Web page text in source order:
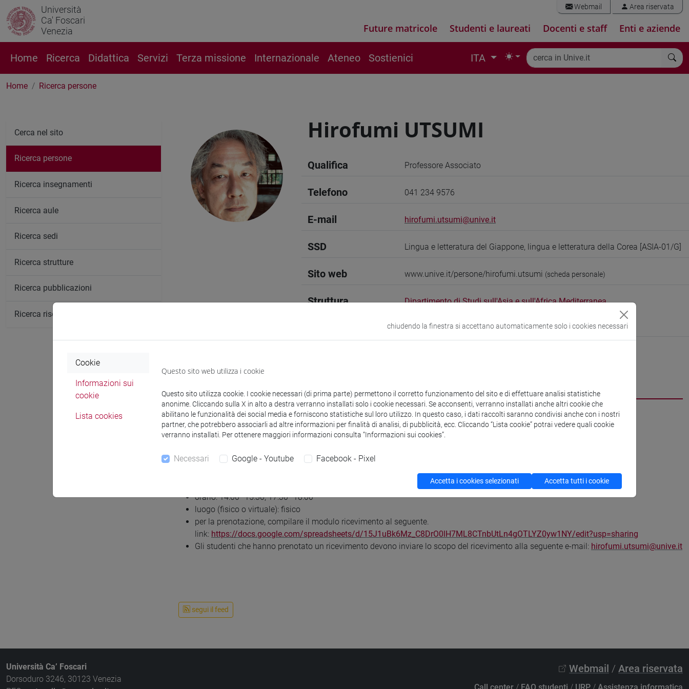
Università
Ca' Foscari
Venezia
Webmail Area riservata
Future matricole Studenti e laureati Docenti e staff Enti e aziende
Home Ricerca Didattica Servizi Terza missione Internazionale Ateneo Sostienici ITA
Home Ricerca persone
Hirofumi UTSUMI
Qualifica Professore Associato
Telefono 041 234 9576
E-mail hirofumi.utsumi@unive.it
SSD Lingua e letteratura del Giappone, lingua e letteratura della Corea [ASIA-01/G]
Sito web www.unive.it/persone/hirofumi.utsumi (scheda personale)
Struttura
Dipartimento di Studi sull'Asia e sull'Africa Mediterranea
Sede:San Sebastiano
Ricevimento
anno accademico: 2025/2026
orario: 14:00–15:30, 17:30–18:00
luogo (fisico o virtuale): fisico
per la prenotazione, compilare il modulo ricevimento al seguente.
link: https://docs.google.com/spreadsheets/d/15J1uBk6Mz_C8DrO0lH7ML8CTnbUtLn4gOTLYZ0yw1NY/edit?usp=sharing
Gli studenti che hanno prenotato un ricevimento devono inviare lo scopo del ricevimento alla seguente e-mail: hirofumi.utsumi@unive.it
segui il feed
Cerca nel sito
Ricerca persone
Ricerca insegnamenti
Ricerca aule
Ricerca sedi
Ricerca strutture
Ricerca pubblicazioni
Ricerca risorse bibliografiche
Università Ca’ Foscari
Dorsoduro 3246, 30123 Venezia
Webmail / Area riservata
Call center / FAQ studenti / URP / Assistenza informatica
chiudendo la finestra si accettano automaticamente solo i cookies necessari
Cookie
Informazioni sui
cookie
Lista cookies
Questo sito web utilizza i cookie
Questo sito utilizza cookie. I cookie necessari (di prima parte) permettono il corretto funzionamento del sito e di effettuare analisi statistiche
anonime. Cliccando sulla X in alto a destra verranno installati solo i cookie necessari. Se acconsenti, verranno installati anche altri cookie che
abilitano le funzionalità dei social media e forniscono statistiche sul loro utilizzo. In questo caso, i dati raccolti saranno condivisi anche con i nostri
partner, che potrebbero associarli ad altre informazioni per finalità di analisi, di pubblicità, ecc. Cliccando “Lista cookie” potrai vedere quali cookie
verranno installati. Per ottenere maggiori informazioni consulta “Informazioni sui cookies”.
Necessari Google - Youtube Facebook - Pixel
Accetta i cookies selezionati Accetta tutti i cookie